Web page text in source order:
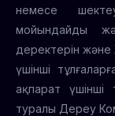
немесе
мойындайды
деректерін
үшінші
ақпарат үшінші
туралы Дереу